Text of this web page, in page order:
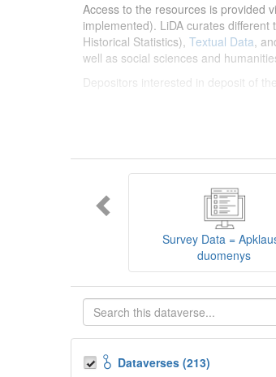
Access to the resources is provided
implemented). LiDA curates
Historical Statistics), Textual Data,
well as social sciences and
Depositors interested in deposit of
sklaidos infrastruktūra, suteikianti
tarptautinius standartus. LiDA
Prieigai prie išteklių naudojama ši
įvairių tipų išteklius ir jie
duomenys
Koduotieji duomenys
mokslo ir studijų bei Lietuvos
talpykla, surasti ir parsisiųsti
Survey Data =
duomenys
Dataverses (213)